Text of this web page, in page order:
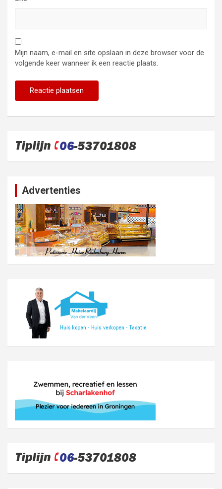
Mijn naam, e-mail en site opslaan in deze browser voor de
volgende keer wanneer ik een reactie plaats.
Advertenties